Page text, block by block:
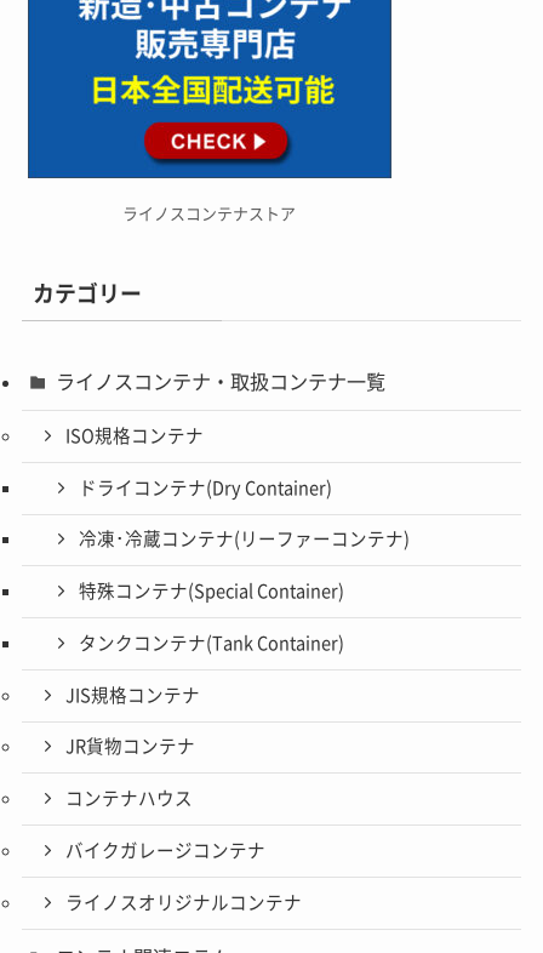
ライノスコンテナストア
カテゴリー
ライノスコンテナ・取扱コンテナ一覧
ISO規格コンテナ
ドライコンテナ(Dry Container)
冷凍･冷蔵コンテナ(リーファーコンテナ)
特殊コンテナ(Special Container)
タンクコンテナ(Tank Container)
JIS規格コンテナ
JR貨物コンテナ
コンテナハウス
バイクガレージコンテナ
ライノスオリジナルコンテナ